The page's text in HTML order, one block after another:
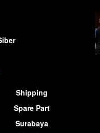
Shipping
Spare Part
Surabaya